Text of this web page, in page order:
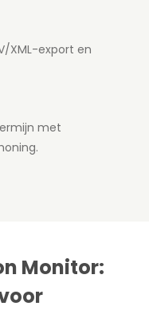
XML-export en
met
Monitor: